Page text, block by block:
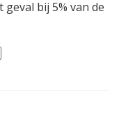
bij 5% van de